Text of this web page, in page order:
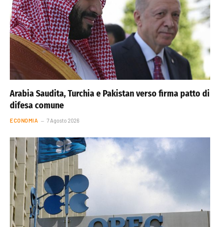
Arabia Saudita, Turchia e Pakistan verso firma patto di
difesa comune
ECONOMIA 7 Agosto 2026